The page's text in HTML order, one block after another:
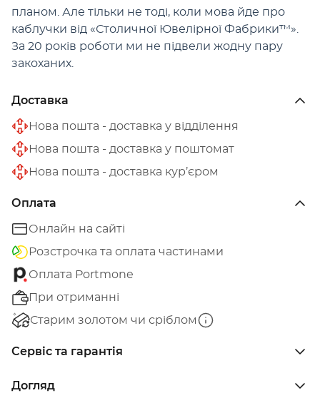
планом. Але тільки не тоді, коли мова йде про
каблучки від «Столичної Ювелірної Фабрики™».
За 20 років роботи ми не підвели жодну пару
закоханих.
Доставка
Нова пошта - доставка у відділення
Нова пошта - доставка у поштомат
Нова пошта - доставка кур’єром
Оплата
Онлайн на сайті
Розстрочка та оплата частинами
Оплата Portmone
При отриманні
Старим золотом чи сріблом
Сервіс та гарантія
Догляд